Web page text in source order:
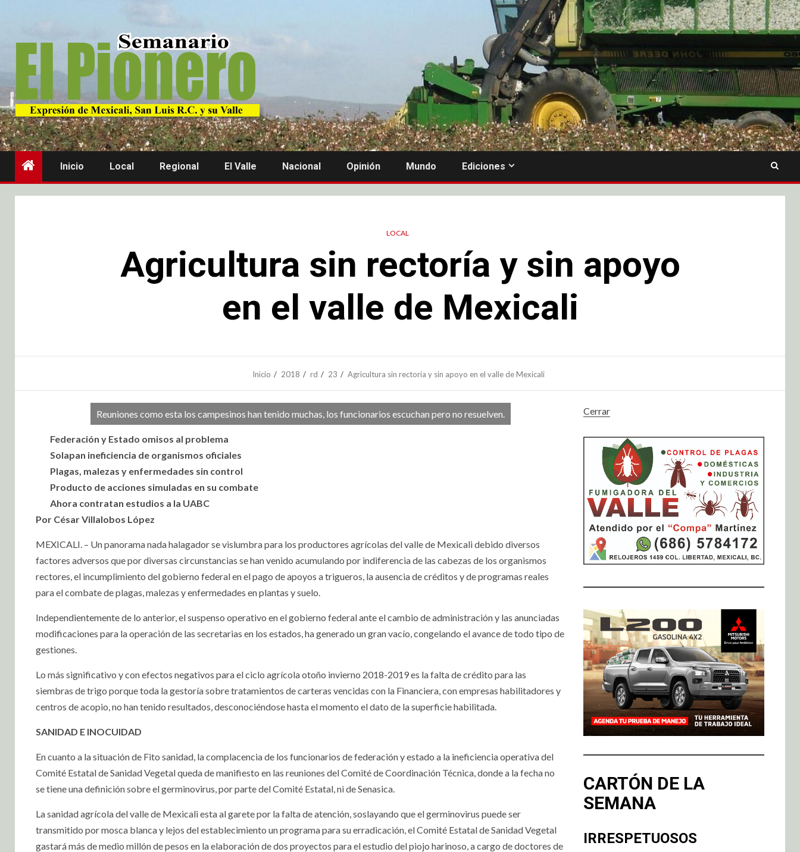
Inicio Local Regional El Valle Nacional Opinión Mundo Ediciones
LOCAL
Agricultura sin rectoría y sin apoyo
en el valle de Mexicali
Inicio 2018 rd 23 Agricultura sin rectoría y sin apoyo en el valle de Mexicali
Reuniones como esta los campesinos han tenido muchas, los funcionarios escuchan pero no resuelven.
Federación y Estado omisos al problema
Solapan ineficiencia de organismos oficiales
Plagas, malezas y enfermedades sin control
Producto de acciones simuladas en su combate
Ahora contratan estudios a la UABC
Por César Villalobos López
MEXICALI. – Un panorama nada halagador se vislumbra para los productores agrícolas del valle de Mexicali debido diversos
factores adversos que por diversas circunstancias se han venido acumulando por indiferencia de las cabezas de los organismos
rectores, el incumplimiento del gobierno federal en el pago de apoyos a trigueros, la ausencia de créditos y de programas reales
para el combate de plagas, malezas y enfermedades en plantas y suelo.
Independientemente de lo anterior, el suspenso operativo en el gobierno federal ante el cambio de administración y las anunciadas
modificaciones para la operación de las secretarias en los estados, ha generado un gran vacío, congelando el avance de todo tipo de
gestiones.
Lo más significativo y con efectos negativos para el ciclo agrícola otoño invierno 2018-2019 es la falta de crédito para las
siembras de trigo porque toda la gestoría sobre tratamientos de carteras vencidas con la Financiera, con empresas habilitadores y
centros de acopio, no han tenido resultados, desconociéndose hasta el momento el dato de la superficie habilitada.
SANIDAD E INOCUIDAD
En cuanto a la situación de Fito sanidad, la complacencia de los funcionarios de federación y estado a la ineficiencia operativa del
Comité Estatal de Sanidad Vegetal queda de manifiesto en las reuniones del Comité de Coordinación Técnica, donde a la fecha no
se tiene una definición sobre el germinovirus, por parte del Comité Estatal, ni de Senasica.
La sanidad agrícola del valle de Mexicali esta al garete por la falta de atención, soslayando que el germinovirus puede ser
transmitido por mosca blanca y lejos del establecimiento un programa para su erradicación, el Comité Estatal de Sanidad Vegetal
gastará más de medio millón de pesos en la elaboración de dos proyectos para el estudio del piojo harinoso, a cargo de doctores de
Cerrar
CARTÓN DE LA
SEMANA
IRRESPETUOSOS